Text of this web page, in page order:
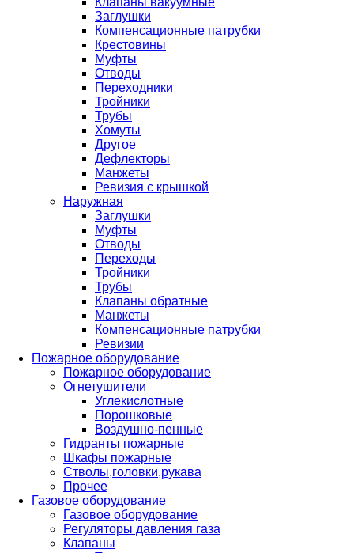
Заглушки
Компенсационные патрубки
Крестовины
Муфты
Отводы
Переходники
Тройники
Трубы
Хомуты
Другое
Дефлекторы
Манжеты
Ревизия с крышкой
Наружная
Заглушки
Муфты
Отводы
Переходы
Тройники
Трубы
Клапаны обратные
Манжеты
Компенсационные патрубки
Ревизии
Пожарное оборудование
Пожарное оборудование
Огнетушители
Углекислотные
Порошковые
Воздушно-пенные
Гидранты пожарные
Шкафы пожарные
Стволы,головки,рукава
Прочее
Газовое оборудование
Газовое оборудование
Регуляторы давления газа
Клапаны